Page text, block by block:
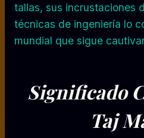
tallas, sus incrustaciones
técnicas de ingeniería lo
mundial que sigue
Significado
Taj